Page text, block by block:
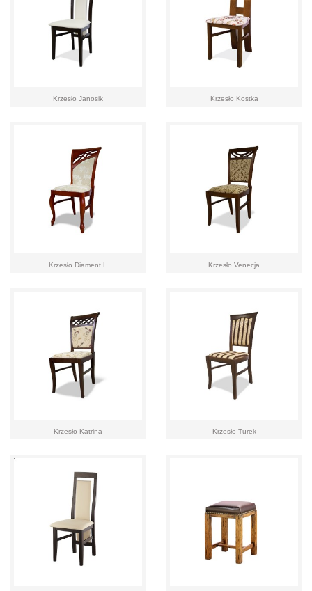
Krzesło Janosik Krzesło Kostka
Krzesło Diament L Krzesło Venecja
Krzesło Katrina Krzesło Turek